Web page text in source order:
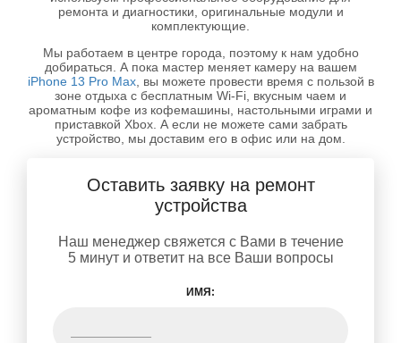
ремонта и диагностики, оригинальные модули и
комплектующие.
Мы работаем в центре города, поэтому к нам удобно
добираться. А пока мастер меняет камеру на вашем
iPhone 13 Pro Max, вы можете провести время с пользой в
зоне отдыха с бесплатным Wi-Fi, вкусным чаем и
ароматным кофе из кофемашины, настольными играми и
приставкой Xbox. А если не можете сами забрать
устройство, мы доставим его в офис или на дом.
Оставить заявку на ремонт
устройства
Наш менеджер свяжется с Вами в течение
5 минут и ответит на все Ваши вопросы
ИМЯ: